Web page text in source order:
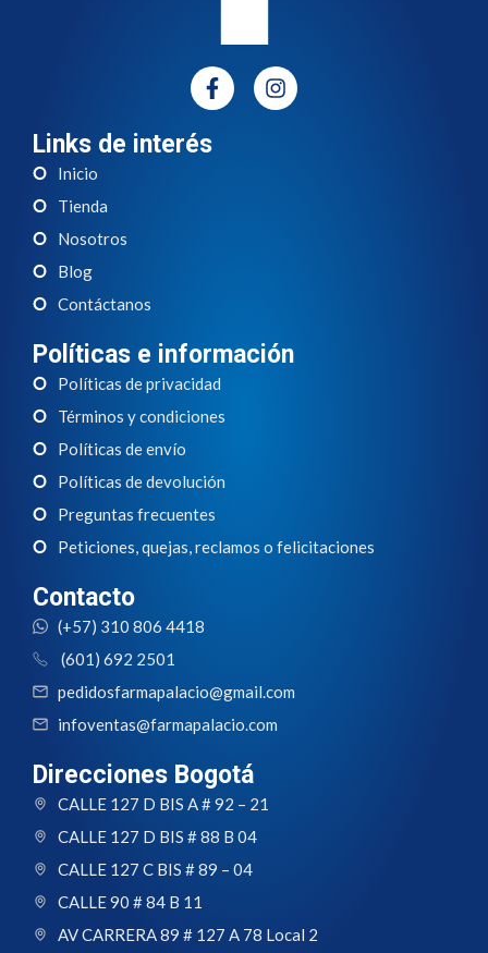
Links de interés
Inicio
Tienda
Nosotros
Blog
Contáctanos
Políticas e información
Políticas de privacidad
Términos y condiciones
Políticas de envío
Políticas de devolución
Preguntas frecuentes
Peticiones, quejas, reclamos o felicitaciones
Contacto
(+57) 310 806 4418
(601) 692 2501
pedidosfarmapalacio@gmail.com
infoventas@farmapalacio.com
Direcciones Bogotá
CALLE 127 D BIS A # 92 – 21
CALLE 127 D BIS # 88 B 04
CALLE 127 C BIS # 89 – 04
CALLE 90 # 84 B 11
AV CARRERA 89 # 127 A 78 Local 2